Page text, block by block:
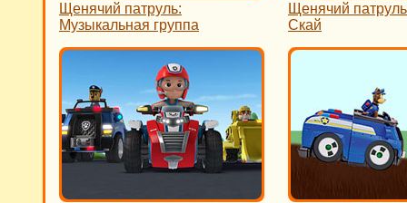
Щенячий патруль:
Музыкальная группа
Щенячий
Скай